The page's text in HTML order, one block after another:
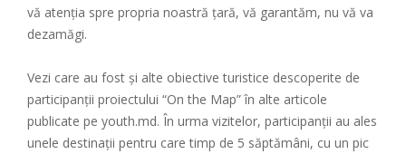
vă atenția spre propria noastră țară, vă garantăm, nu vă va
dezamăgi.
Vezi care au fost și alte obiective turistice descoperite de
participanții proiectului “On the Map” în alte articole
publicate pe youth.md. În urma vizitelor, participanții au ales
unele destinații pentru care timp de 5 săptămâni, cu un pic